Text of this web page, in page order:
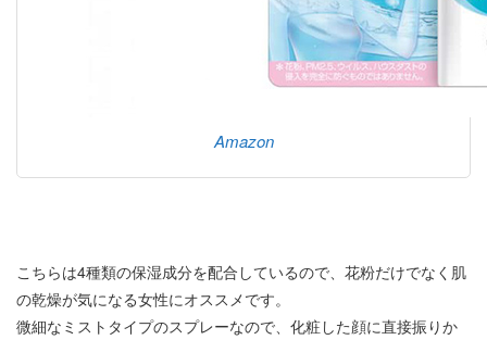
Amazon
こちらは4種類の保湿成分を配合しているので、花粉だけでなく肌
の乾燥が気になる女性にオススメです。
微細なミストタイプのスプレーなので、化粧した顔に直接振りか